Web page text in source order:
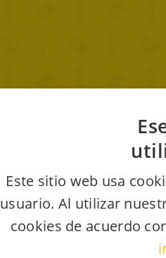
Este sitio web usa
usuario. Al utilizar
cookies de acuerdo